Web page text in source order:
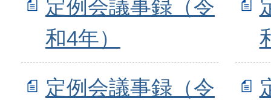
定例会議事録（令
和4年）
定例会議事録（令